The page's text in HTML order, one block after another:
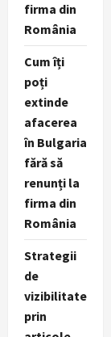
firma din
România
Cum îți
poți
extinde
afacerea
în Bulgaria
fără să
renunți la
firma din
România
Strategii
de
vizibilitate
prin